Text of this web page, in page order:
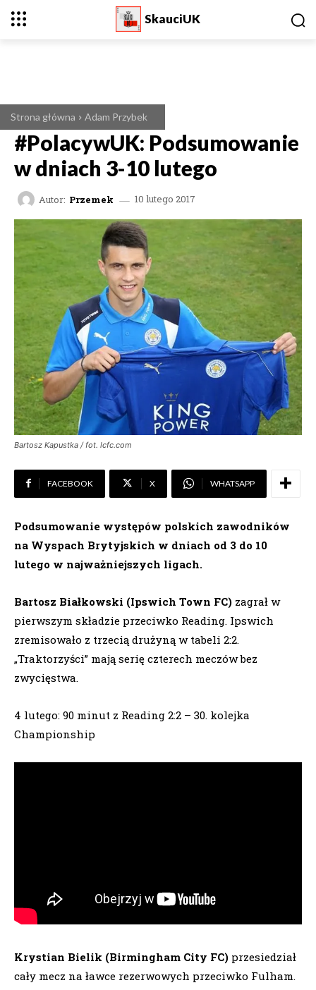
SkauciUK
Strona główna Adam Przybek
#PolacywUK: Podsumowanie
w dniach 3-10 lutego
Autor: Przemek 10 lutego 2017
Bartosz Kapustka / fot. lcfc.com
FACEBOOK X WHATSAPP
Podsumowanie występów polskich zawodników
na Wyspach Brytyjskich w dniach od 3 do 10
lutego w najważniejszych ligach.
Bartosz Białkowski (Ipswich Town FC) zagrał w
pierwszym składzie przeciwko Reading. Ipswich
zremisowało z trzecią drużyną w tabeli 2:2.
„Traktorzyści” mają serię czterech meczów bez
zwycięstwa.
4 lutego: 90 minut z Reading 2:2 – 30. kolejka
Championship
Krystian Bielik (Birmingham City FC) przesiedział
cały mecz na ławce rezerwowych przeciwko Fulham.